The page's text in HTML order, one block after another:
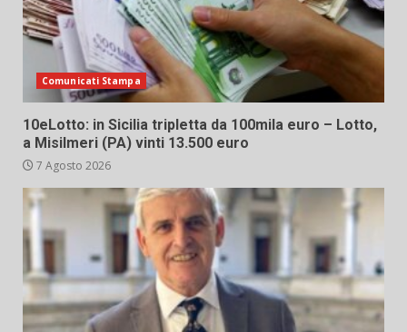
Comunicati Stampa
10eLotto: in Sicilia tripletta da 100mila euro – Lotto,
a Misilmeri (PA) vinti 13.500 euro
7 Agosto 2026